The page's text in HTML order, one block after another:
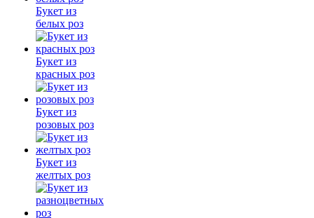
Букет из
белых роз
Букет из
красных роз
Букет из
розовых роз
Букет из
желтых роз